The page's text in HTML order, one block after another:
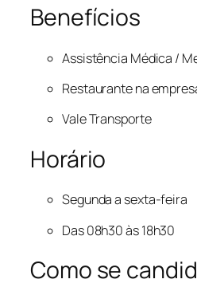
Benefícios
Assistência Médica /
Restaurante na
Vale Transporte
Horário
Segunda a sexta-feira
Das 08h30 às 18h30
Como se